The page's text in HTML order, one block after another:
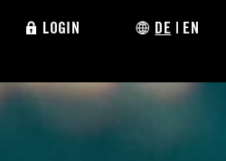
LOGIN DE | EN